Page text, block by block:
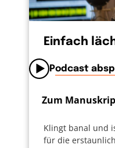
Einfach
Podcast
Zum
Klingt banal und
für die